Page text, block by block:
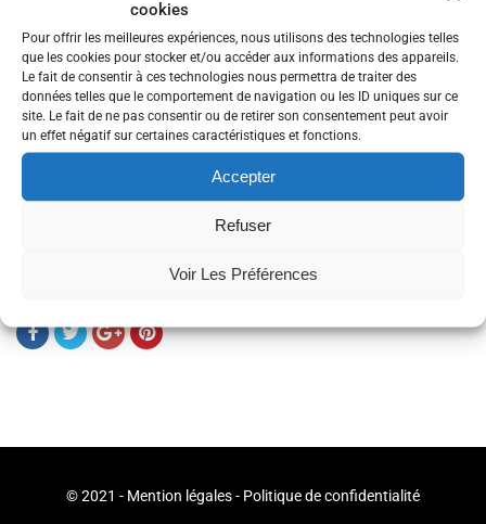
cookies
Pour offrir les meilleures expériences, nous utilisons des technologies telles
que les cookies pour stocker et/ou accéder aux informations des appareils.
Le fait de consentir à ces technologies nous permettra de traiter des
données telles que le comportement de navigation ou les ID uniques sur ce
site. Le fait de ne pas consentir ou de retirer son consentement peut avoir
un effet négatif sur certaines caractéristiques et fonctions.
Accepter
Refuser
Voir Les Préférences
l’innovation numérique !
En tant que membre du réseau TechPlaces, la Cantine numérique
Brest bénéficie de -20% sur le tarif des pass 3 jours. Ces codes
sont réservés aux adhérents, demandez-le!
Nous écrire àcoucou@lacantine-brest.net
Découvrir le Web2Day.
© 2021 - Mention légales- Politique de confidentialité